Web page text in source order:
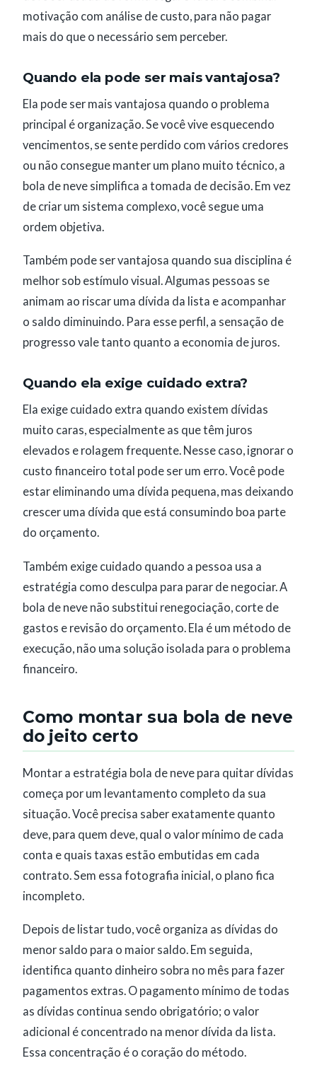
motivação com análise de custo, para não pagar
mais do que o necessário sem perceber.
Quando ela pode ser mais vantajosa?
Ela pode ser mais vantajosa quando o problema
principal é organização. Se você vive esquecendo
vencimentos, se sente perdido com vários credores
ou não consegue manter um plano muito técnico, a
bola de neve simplifica a tomada de decisão. Em vez
de criar um sistema complexo, você segue uma
ordem objetiva.
Também pode ser vantajosa quando sua disciplina é
melhor sob estímulo visual. Algumas pessoas se
animam ao riscar uma dívida da lista e acompanhar
o saldo diminuindo. Para esse perfil, a sensação de
progresso vale tanto quanto a economia de juros.
Quando ela exige cuidado extra?
Ela exige cuidado extra quando existem dívidas
muito caras, especialmente as que têm juros
elevados e rolagem frequente. Nesse caso, ignorar o
custo financeiro total pode ser um erro. Você pode
estar eliminando uma dívida pequena, mas deixando
crescer uma dívida que está consumindo boa parte
do orçamento.
Também exige cuidado quando a pessoa usa a
estratégia como desculpa para parar de negociar. A
bola de neve não substitui renegociação, corte de
gastos e revisão do orçamento. Ela é um método de
execução, não uma solução isolada para o problema
financeiro.
Como montar sua bola de neve
do jeito certo
Montar a estratégia bola de neve para quitar dívidas
começa por um levantamento completo da sua
situação. Você precisa saber exatamente quanto
deve, para quem deve, qual o valor mínimo de cada
conta e quais taxas estão embutidas em cada
contrato. Sem essa fotografia inicial, o plano fica
incompleto.
Depois de listar tudo, você organiza as dívidas do
menor saldo para o maior saldo. Em seguida,
identifica quanto dinheiro sobra no mês para fazer
pagamentos extras. O pagamento mínimo de todas
as dívidas continua sendo obrigatório; o valor
adicional é concentrado na menor dívida da lista.
Essa concentração é o coração do método.